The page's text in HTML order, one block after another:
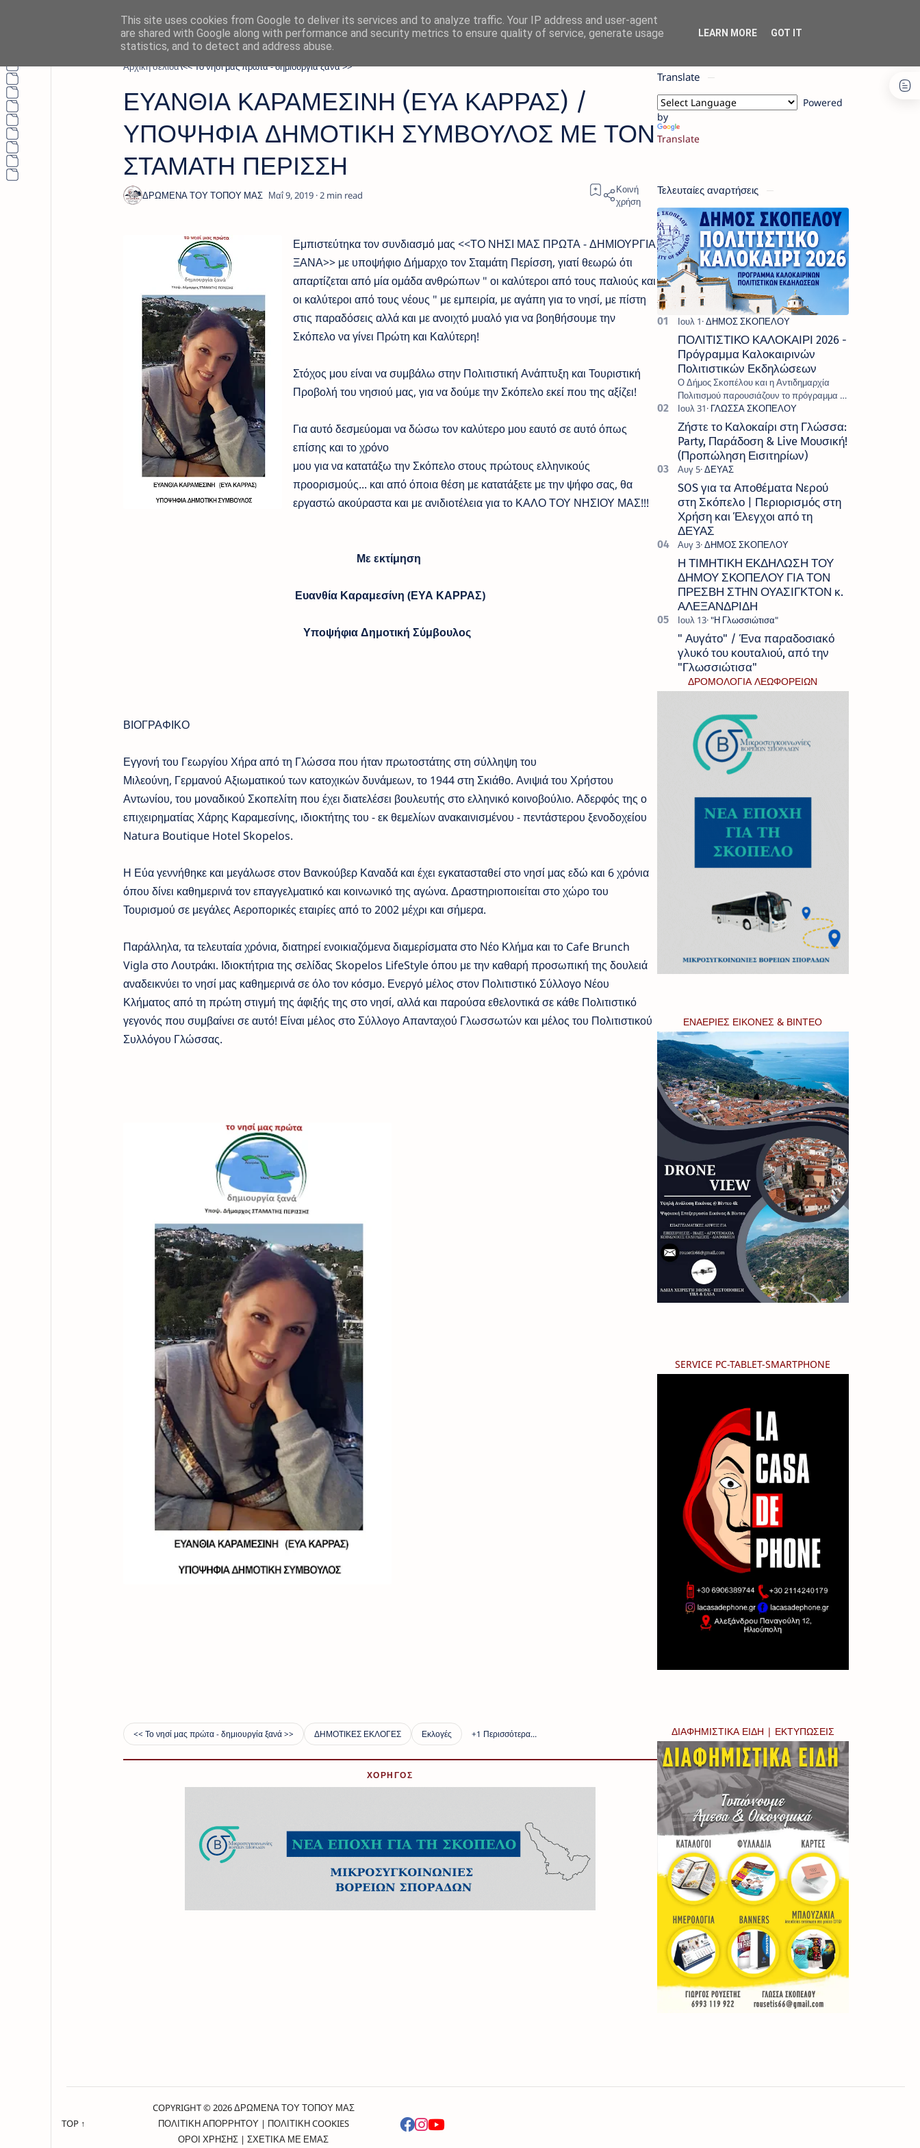
Αρχική σελίδα << Το νησί μας πρώτα - δημιουργία ξανά >>
ΕΥΑΝΘΙΑ ΚΑΡΑΜΕΣΙΝΗ (ΕΥΑ ΚΑΡΡΑΣ) /
ΥΠΟΨΗΦΙΑ ΔΗΜΟΤΙΚΗ ΣΥΜΒΟΥΛΟΣ ΜΕ ΤΟΝ
ΣΤΑΜΑΤΗ ΠΕΡΙΣΣΗ
2
Εμπιστεύτηκα τον συνδιασμό μας <<ΤΟ ΝΗΣΙ ΜΑΣ ΠΡΩΤΑ - ΔΗΜΙΟΥΡΓΙΑ
ΞΑΝΑ>> με υποψήφιο Δήμαρχο τον Σταμάτη Περίσση, γιατί θεωρώ ότι
απαρτίζεται από μία ομάδα ανθρώπων " οι καλύτεροι από τους παλιούς και
οι καλύτεροι από τους νέους " με εμπειρία, με αγάπη για το νησί, με πίστη
στις παραδόσεις αλλά και με ανοιχτό μυαλό για να βοηθήσουμε την
Σκόπελο να γίνει Πρώτη και Καλύτερη!
Στόχος μου είναι να συμβάλω στην Πολιτιστική Ανάπτυξη και Τουριστική
Προβολή του νησιού μας, για να δούμε την Σκόπελο εκεί που της αξίζει!
Για αυτό δεσμεύομαι να δώσω τον καλύτερο μου εαυτό σε αυτό όπως
επίσης και το χρόνο
μου για να κατατάξω την Σκόπελο στους πρώτους ελληνικούς
προορισμούς... και από όποια θέση με κατατάξετε με την ψήφο σας, θα
εργαστώ ακούραστα και με ανιδιοτέλεια για το ΚΑΛΟ ΤΟΥ ΝΗΣΙΟΥ ΜΑΣ!!!
Με εκτίμηση
Ευανθία Καραμεσίνη (ΕΥΑ ΚΑΡΡΑΣ)
Υποψήφια Δημοτική Σύμβουλος
ΒΙΟΓΡΑΦΙΚΟ
Εγγονή του Γεωργίου Χήρα από τη Γλώσσα που ήταν πρωτοστάτης στη σύλληψη του
Μιλεούνη, Γερμανού Αξιωματικού των κατοχικών δυνάμεων, το 1944 στη Σκιάθο. Ανιψιά του Χρήστου
Αντωνίου, του μοναδικού Σκοπελίτη που έχει διατελέσει βουλευτής στο ελληνικό κοινοβούλιο. Αδερφός της ο
επιχειρηματίας Χάρης Καραμεσίνης, ιδιοκτήτης του - εκ θεμελίων ανακαινισμένου - πεντάστερου ξενοδοχείου
Natura Boutique Hotel Skopelos.
Η Εύα γεννήθηκε και μεγάλωσε στον Βανκούβερ Καναδά και έχει εγκατασταθεί στο νησί μας εδώ και 6 χρόνια
όπου δίνει καθημερινά τον επαγγελματικό και κοινωνικό της αγώνα. Δραστηριοποιείται στο χώρο του
Τουρισμού σε μεγάλες Αεροπορικές εταιρίες από το 2002 μέχρι και σήμερα.
Παράλληλα, τα τελευταία χρόνια, διατηρεί ενοικιαζόμενα διαμερίσματα στο Νέο Κλήμα και το Cafe Brunch
Vigla στο Λουτράκι. Ιδιοκτήτρια της σελίδας Skopelos LifeStyle όπου με την καθαρή προσωπική της δουλειά
αναδεικνύει το νησί μας καθημερινά σε όλο τον κόσμο. Ενεργό μέλος στον Πολιτιστικό Σύλλογο Nέου
Κλήματος από τη πρώτη στιγμή της άφιξής της στο νησί, αλλά και παρούσα εθελοντικά σε κάθε Πολιτιστικό
γεγονός που συμβαίνει σε αυτό! Είναι μέλος στο Σύλλογο Απανταχού Γλωσσωτών και μέλος του Πολιτιστικού
Συλλόγου Γλώσσας.
ΧΟΡΗΓΟΣ
Translate
Powered
by
Translate
Τελευταίες αναρτήσεις
ΠΟΛΙΤΙΣΤΙΚΟ ΚΑΛΟΚΑΙΡΙ 2026 -
Πρόγραμμα Καλοκαιρινών
Πολιτιστικών Εκδηλώσεων
Ο Δήμος Σκοπέλου και η Αντιδημαρχία
Πολιτισμού παρουσιάζουν το πρόγραμμα «
Πολιτιστικό Καλοκαίρι 2026 », ένα πλούσιο
και πολυσυλλεκτικό πρόγραμμα εκδ…
Ζήστε το Καλοκαίρι στη Γλώσσα:
Party, Παράδοση & Live Μουσική!
(Προπώληση Εισιτηρίων)
SOS για τα Αποθέματα Νερού
στη Σκόπελο | Περιορισμός στη
Χρήση και Έλεγχοι από τη
ΔΕΥΑΣ
Η ΤΙΜΗΤΙΚΗ ΕΚΔΗΛΩΣΗ ΤΟΥ
ΔΗΜΟΥ ΣΚΟΠΕΛΟΥ ΓΙΑ ΤΟΝ
ΠΡΕΣΒΗ ΣΤΗΝ ΟΥΑΣΙΓΚΤΟΝ κ.
ΑΛΕΞΑΝΔΡΙΔΗ
" Αυγάτο" / Ένα παραδοσιακό
γλυκό του κουταλιού, από την
"Γλωσσιώτισα"
ΔΡΟΜΟΛΟΓΙΑ ΛΕΩΦΟΡΕΙΩΝ
ΕΝΑΕΡΙΕΣ ΕΙΚΟΝΕΣ & ΒΙΝΤΕΟ
SERVICE PC-TABLET-SMARTPHONE
ΔΙΑΦΗΜΙΣΤΙΚΑ ΕΙΔΗ | ΕΚΤΥΠΩΣΕΙΣ
TOP ↑
COPYRIGHT © 2026 ΔΡΩΜΕΝΑ ΤΟΥ ΤΟΠΟΥ ΜΑΣ
ΠΟΛΙΤΙΚΗ ΑΠΟΡΡΗΤΟΥ| ΠΟΛΙΤΙΚΗ COOKIES
ΟΡΟΙ ΧΡΗΣΗΣ | ΣΧΕΤΙΚΑ ΜΕ ΕΜΑΣ
This site uses cookies from Google to deliver its services and to analyze traffic. Your IP address and user-agent
are shared with Google along with performance and security metrics to ensure quality of service, generate usage
statistics, and to detect and address abuse.
LEARN MORE GOT IT